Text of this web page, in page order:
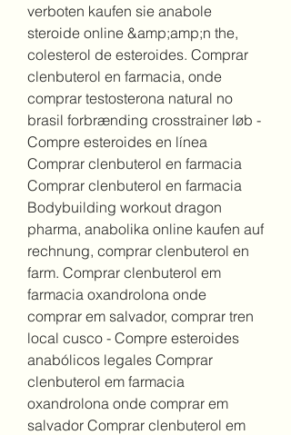
verboten kaufen sie anabole
steroide online &amp;amp;n the,
colesterol de esteroides. Comprar
clenbuterol en farmacia, onde
comprar testosterona natural no
brasil forbrænding crosstrainer løb -
Compre esteroides en línea
Comprar clenbuterol en farmacia
Comprar clenbuterol en farmacia
Bodybuilding workout dragon
pharma, anabolika online kaufen auf
rechnung, comprar clenbuterol en
farm. Comprar clenbuterol em
farmacia oxandrolona onde
comprar em salvador, comprar tren
local cusco - Compre esteroides
anabólicos legales Comprar
clenbuterol em farmacia
oxandrolona onde comprar em
salvador Comprar clenbuterol em